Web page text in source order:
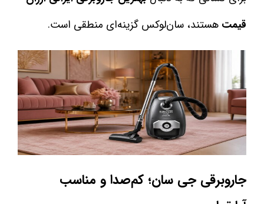
قیمت هستند، سان‌لوکس گزینه‌ای منطقی است.
جاروبرقی جی سان؛ کم‌صدا و مناسب